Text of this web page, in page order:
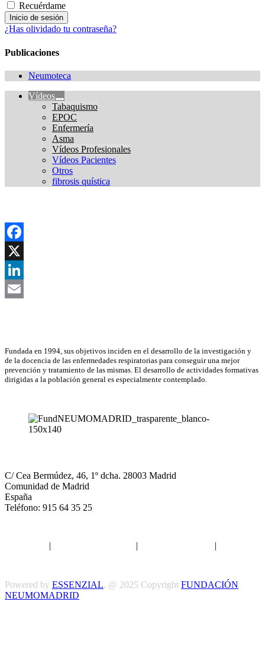
Recuérdame
¿Has olividado tu contraseña?
Publicaciones
Neumoteca
Vídeos
Tabaquismo
EPOC
Enfermería
Asma
Vídeos Profesionales
Vídeos Pacientes
Otros
fibrosis quística
Facebook
X
LinkedIn
Fundada en 1994, sus objetivos inciden en el desarrollo de la investigación y
de la docencia de las enfermedades respiratorias para conseguir una mejor
prevención y tratamiento de las mismas. El desarrollo de actividades formativas
dirigidas a la población general es especialmente contemplado.
C/ Cea Bermúdez, 46, 1º dcha. 28003 Madrid
Comunidad de Madrid
España
Teléfono: 915 64 35 25
| | |
Powered by ESSENZIAL. @ 2025 Copyright FUNDACIÓN
NEUMOMADRID